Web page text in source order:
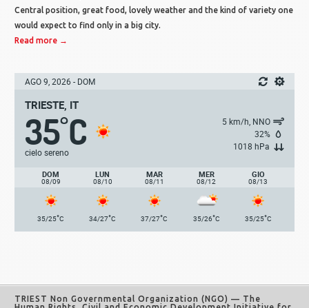
Central position, great food, lovely weather and the kind of variety one
would expect to find only in a big city.
Read more →
AGO 9, 2026 - DOM
TRIESTE, IT
35°C
cielo sereno
5 km/h, NNO
32%
1018 hPa
DOM
08/09
LUN
08/10
MAR
08/11
MER
08/12
GIO
08/13
35/25°C 34/27°C 37/27°C 35/26°C 35/25°C
TRIEST Non Governmental Organization (NGO) — The